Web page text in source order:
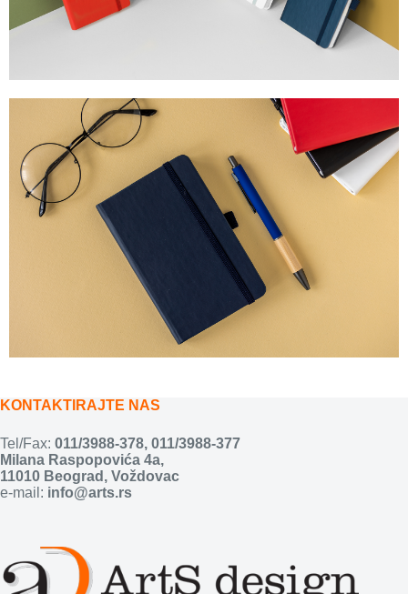
KONTAKTIRAJTE NAS
Tel/Fax: 011/3988-378, 011/3988-377
Milana Raspopovića 4a,
11010 Beograd, Voždovac
e-mail: info@arts.rs